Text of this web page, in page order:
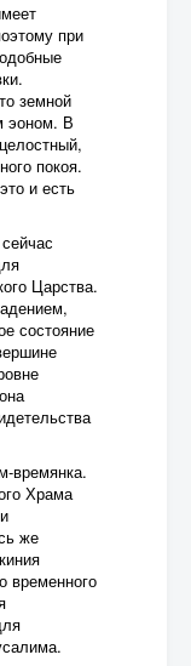
при
земной
эоном. В
покоя.
и есть
Царства.
состояние
времянка.
Храма
же
временного